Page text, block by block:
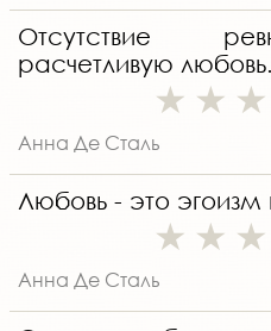
Отсутствие
расчетливую любовь.
Анна Де Сталь
Любовь - это эгоизм
Анна Де Сталь